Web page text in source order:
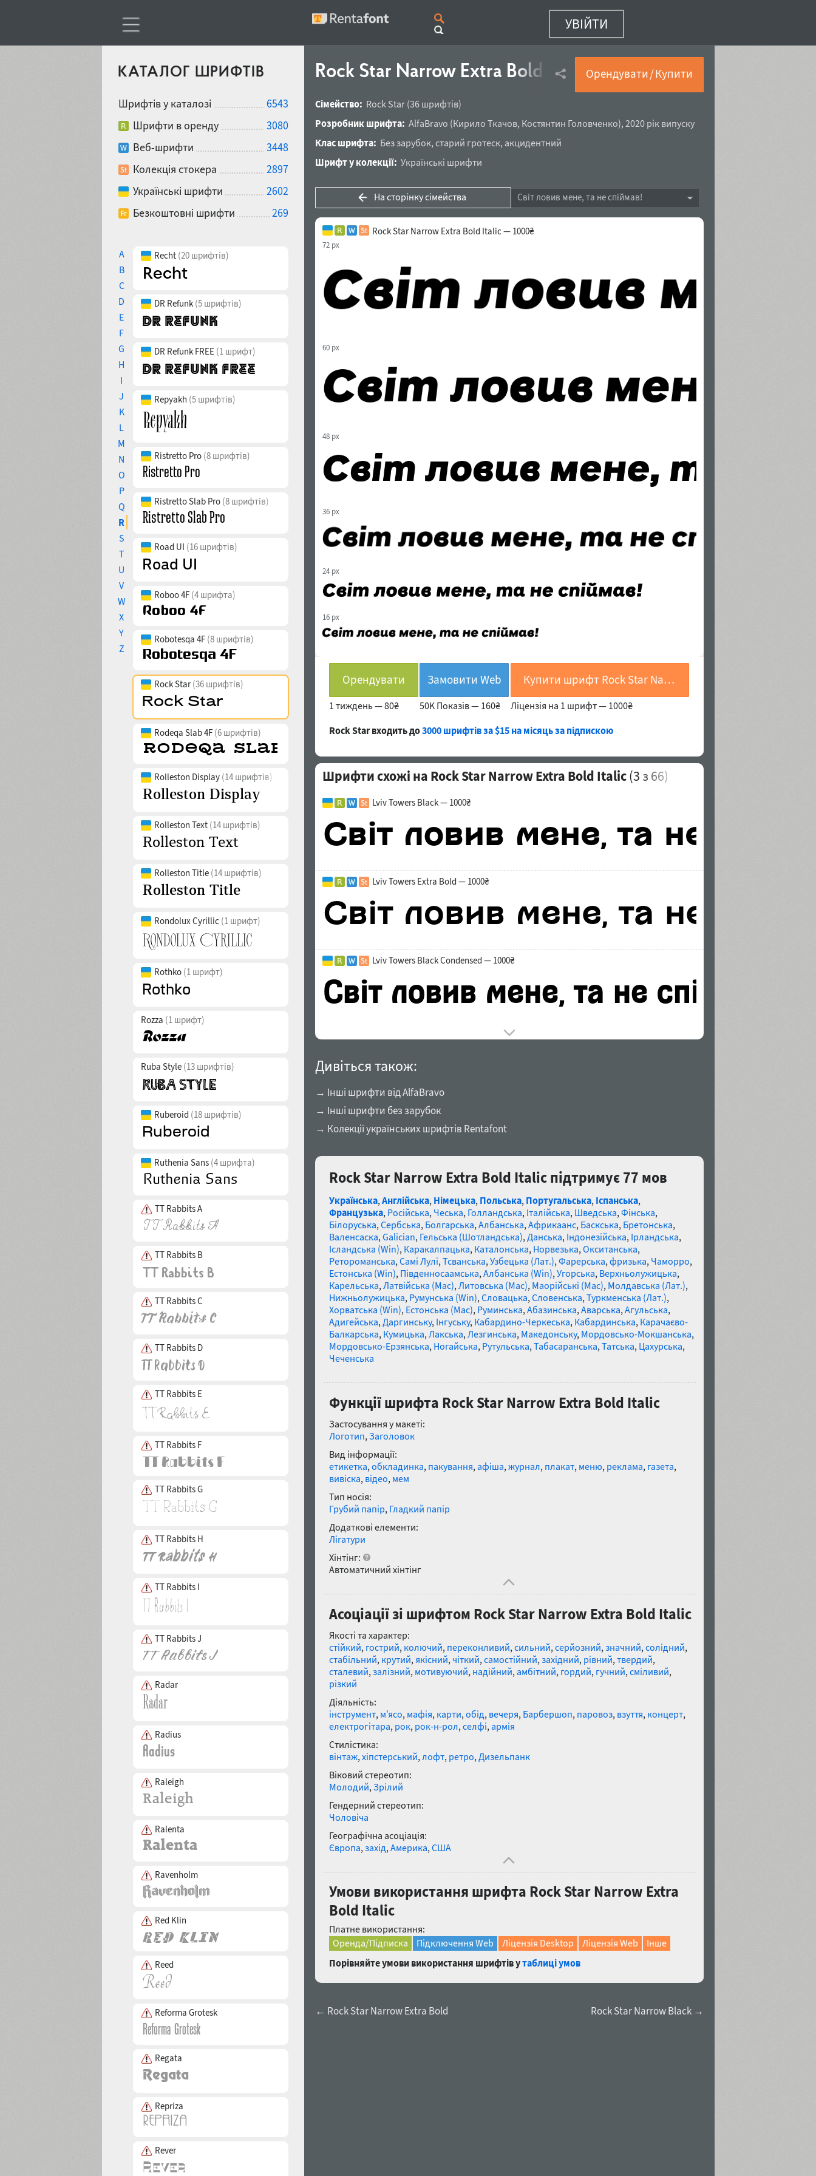
УВІЙТИ
КАТАЛОГ ШРИФТІВ
Шрифтів у каталозі
6543
Шрифти в оренду
3080
Веб-шрифти
3448
Колекція стокера
2897
Українські шрифти
2602
Безкоштовні шрифти
269
A
B
C
D
E
F
G
H
I
J
K
L
M
N
O
P
Q
R
S
T
U
V
W
X
Y
Z
Recht (20 шрифтів)
DR Refunk (5 шрифтів)
DR Refunk FREE (1 шрифт)
Repyakh (5 шрифтів)
Ristretto Pro (8 шрифтів)
Ristretto Slab Pro (8 шрифтів)
Road UI (16 шрифтів)
Roboo 4F (4 шрифта)
Robotesqa 4F (8 шрифтів)
Rock Star(36 шрифтів)
Rodeqa Slab 4F (6 шрифтів)
Rolleston Display (14 шрифтів)
Rolleston Text (14 шрифтів)
Rolleston Title (14 шрифтів)
Rondolux Cyrillic (1 шрифт)
Rothko (1 шрифт)
Rozza (1 шрифт)
Ruba Style (13 шрифтів)
Ruberoid (18 шрифтів)
Ruthenia Sans (4 шрифта)
TT Rabbits A
TT Rabbits B
TT Rabbits C
TT Rabbits D
TT Rabbits E
TT Rabbits F
TT Rabbits G
TT Rabbits H
TT Rabbits I
TT Rabbits J
Radar
Radius
Raleigh
Ralenta
Ravenholm
Red Klin
Reed
Reforma Grotesk
Regata
Repriza
Rever
Rock Star Narrow Extra Bold Italic(32 з 36)
Орендувати / Купити
Сімейство: Rock Star (36 шрифтів)
Розробник шрифта: AlfaBravo (Кирило Ткачов, Костянтин Головченко), 2020 рік випуску
Клас шрифта: Без зарубок, старий гротеск, акцидентний
Шрифт у колекції: Українські шрифти
На сторінку сімейства Світ ловив мене, та не спіймав!
Rock Star Narrow Extra Bold Italic — 1000₴
72 px
60 px
48 px
36 px
24 px
16 px
Орендувати
1 тиждень —80₴
Замовити Web
50K Показів — 160₴
Купити шрифт Rock Star Narrow Extra Bold Italic
Ліцензія на 1 шрифт — 1000₴
Rock Star входить до3000 шрифтів за $15 на місяць за підпискою
Шрифти схожі на Rock Star Narrow Extra Bold Italic(3 з 66)
Lviv Towers Black — 1000₴
Lviv Towers Extra Bold — 1000₴
Lviv Towers Black Condensed — 1000₴
Дивіться також:
→ Інші шрифти від AlfaBravo
→ Інші шрифти без зарубок
→ Колекції українських шрифтів Rentafont
Rock Star Narrow Extra Bold Italic підтримує 77 мов
Українська,Англійська, Німецька, Польська, Португальська, Іспанська,
Французька, Російська, Чеська, Голландська, Італійська, Шведська,Фінська,
Білоруська,Сербська, Болгарська,Албанська,Африкаанс, Баскська, Бретонська,
Валенсаска,Galician, Гельська (Шотландська),Данська, Індонезійська, Ірландська,
Ісландська (Win), Каракалпацька, Каталонська, Норвезька,Окситанська,
Ретороманська,Самі Лулі,Тсванська,Узбецька (Лат.),Фарерська,фризька, Чаморро,
Естонська (Win), Південносаамська,Албанська (Win),Угорська, Верхньолужицька,
Карельська,Латвійська (Mac),Литовська (Mac), Маорійські (Mac), Молдавська (Лат.),
Нижньолужицька, Румунська (Win),Словацька,Словенська,Туркменська (Лат.),
Хорватська (Win), Естонська (Mac), Руминська,Абазинська,Аварська,Агульська,
Адигейська,Даргинську, Інгуську, Кабардино-Черкеська, Кабардинська, Карачаєво-
Балкарська, Кумицька,Лакська,Лезгинська, Македонську, Мордовсько-Мокшанська,
Мордовсько-Ерзянська, Ногайська, Рутульська,Табасаранська,Татська, Цахурська,
Чеченська
Функції шрифта Rock Star Narrow Extra Bold Italic
Застосування у макеті:
Логотип,Заголовок
Вид інформації:
етикетка,обкладинка, пакування,афіша,журнал, плакат, меню, реклама, газета,
вивіска, відео, мем
Тип носія:
Грубий папір, Гладкий папір
Додаткові елементи:
Лігатури
Хінтінг:
Автоматичний хінтінг
Асоціації зі шрифтом Rock Star Narrow Extra Bold Italic
Якості та характер:
стійкий, гострий, колючий, переконливий,сильний,серйозний,значний,солідний,
стабільний, крутий,якісний, чіткий,самостійний,західний, рівний,твердий,
сталевий,залізний, мотивуючий, надійний,амбітний, гордий, гучний,сміливий,
різкий
Діяльність:
інструмент, м'ясо, мафія, карти,обід, вечеря, Барбершоп, паровоз, взуття, концерт,
електрогітара, рок, рок-н-рол,селфі,армія
Стилістика:
вінтаж,хіпстерський,лофт, ретро,Дизельпанк
Віковий стереотип:
Молодий,Зрілий
Гендерний стереотип:
Чоловіча
Географічна асоціація:
Європа,захід,Америка,США
Умови використання шрифта Rock Star Narrow Extra
Bold Italic
Платне використання:
Оренда/Підписка
Підключення Web Ліцензія Desktop Ліцензія Web
Інше
Порівняйте умови використання шрифтів утаблиці умов
← Rock Star Narrow Extra Bold Rock Star Narrow Black →